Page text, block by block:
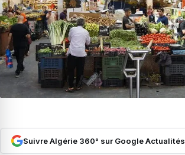
Suivre Algérie 360° sur Google Actualités